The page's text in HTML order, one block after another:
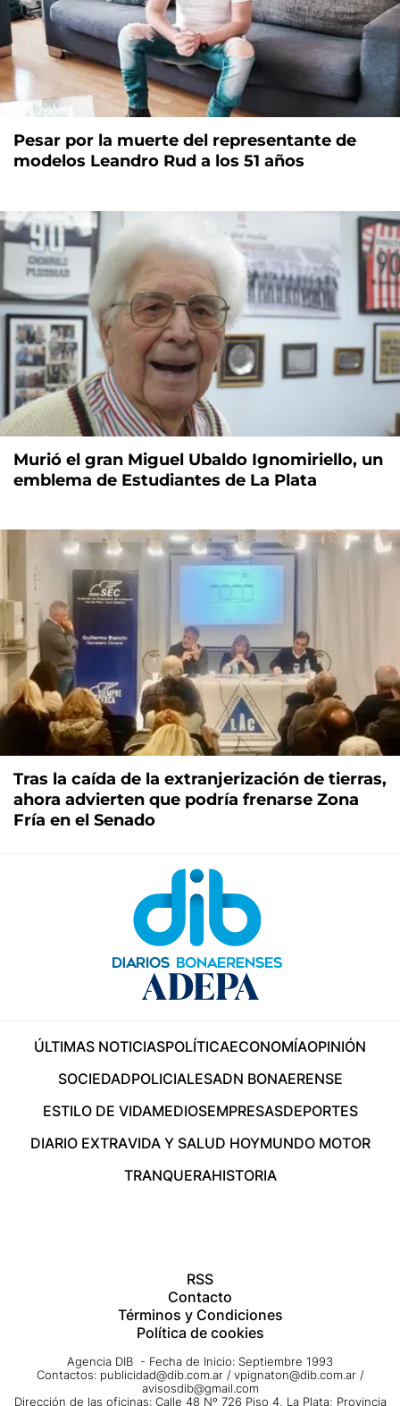
Pesar por la muerte del representante de
modelos Leandro Rud a los 51 años
Murió el gran Miguel Ubaldo Ignomiriello, un
emblema de Estudiantes de La Plata
Tras la caída de la extranjerización de tierras,
ahora advierten que podría frenarse Zona
Fría en el Senado
ÚLTIMAS NOTICIASPOLÍTICAECONOMÍAOPINIÓN
SOCIEDADPOLICIALESADN BONAERENSE
ESTILO DE VIDAMEDIOSEMPRESASDEPORTES
DIARIO EXTRAVIDA Y SALUD HOYMUNDO MOTOR
TRANQUERAHISTORIA
RSS
Contacto
Términos y Condiciones
Política de cookies
Agencia DIB - Fecha de Inicio: Septiembre 1993
Contactos: publicidad@dib.com.ar / vpignaton@dib.com.ar /
avisosdib@gmail.com
Dirección de las oficinas: Calle 48 Nº 726 Piso 4, La Plata; Provincia